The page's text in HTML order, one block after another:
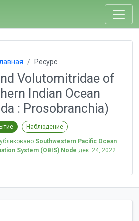
Ресурс
Volutomitridae of
Indian Ocean
: Prosobranchia)
Наблюдение
Southwestern Pacific Ocean
System (OBIS) Node дек. 24, 2022